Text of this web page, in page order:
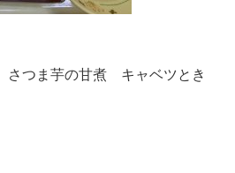
つま芋の甘煮 キャベツとき